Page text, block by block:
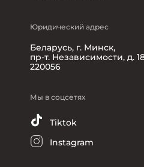
Юридический адрес
Беларусь, г. Минск,
пр-т. Независимости, д.
220056
Мы в соцсетях
Tiktok
Instagram